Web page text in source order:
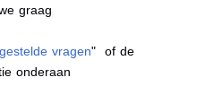
graag
vragen" of de
onderaan